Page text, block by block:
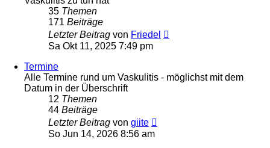
35 Themen
171 Beiträge
Letzter Beitrag von Friedel
Sa Okt 11, 2025 7:49 pm
Termine
Alle Termine rund um Vaskulitis - möglichst mit dem
Datum in der Überschrift
12 Themen
44 Beiträge
Letzter Beitrag von giite
So Jun 14, 2026 8:56 am